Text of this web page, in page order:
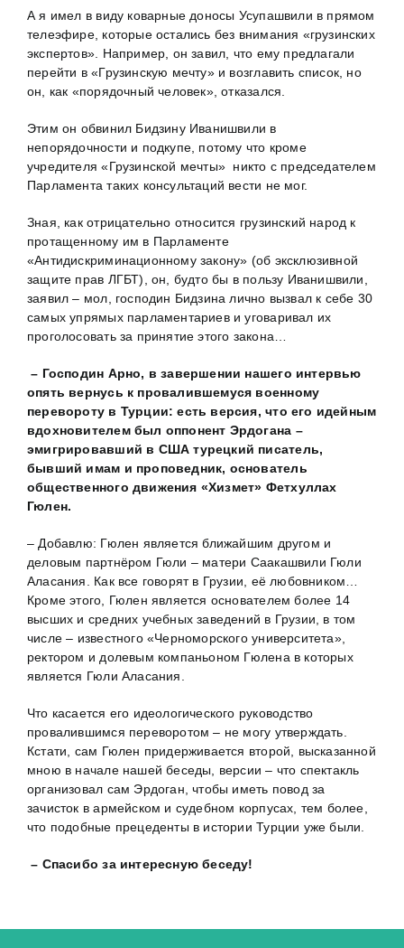
А я имел в виду коварные доносы Усупашвили в прямом
телеэфире, которые остались без внимания «грузинских
экспертов». Например, он завил, что ему предлагали
перейти в «Грузинскую мечту» и возглавить список, но
он, как «порядочный человек», отказался.
Этим он обвинил Бидзину Иванишвили в
непорядочности и подкупе, потому что кроме
учредителя «Грузинской мечты» никто с председателем
Парламента таких консультаций вести не мог.
Зная, как отрицательно относится грузинский народ к
протащенному им в Парламенте
«Антидискриминационному закону» (об эксклюзивной
защите прав ЛГБТ), он, будто бы в пользу Иванишвили,
заявил – мол, господин Бидзина лично вызвал к себе 30
самых упрямых парламентариев и уговаривал их
проголосовать за принятие этого закона…
– Господин Арно, в завершении нашего интервью
опять вернусь к провалившемуся военному
перевороту в Турции: есть версия, что его идейным
вдохновителем был оппонент Эрдогана –
эмигрировавший в США турецкий писатель,
бывший имам и проповедник, основатель
общественного движения «Хизмет» Фетхуллах
Гюлен.
– Добавлю: Гюлен является ближайшим другом и
деловым партнёром Гюли – матери Саакашвили Гюли
Аласания. Как все говорят в Грузии, её любовником…
Кроме этого, Гюлен является основателем более 14
высших и средних учебных заведений в Грузии, в том
числе – известного «Черноморского университета»,
ректором и долевым компаньоном Гюлена в которых
является Гюли Аласания.
Что касается его идеологического руководство
провалившимся переворотом – не могу утверждать.
Кстати, сам Гюлен придерживается второй, высказанной
мною в начале нашей беседы, версии – что спектакль
организовал сам Эрдоган, чтобы иметь повод за
зачисток в армейском и судебном корпусах, тем более,
что подобные прецеденты в истории Турции уже были.
– Спасибо за интересную беседу!